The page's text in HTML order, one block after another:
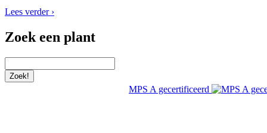
Lees verder ›
Zoek een plant
MPS A gecertificeerd